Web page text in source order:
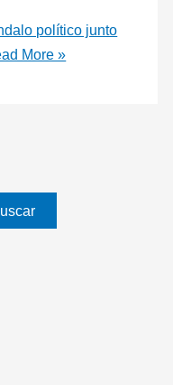
político junto
More »